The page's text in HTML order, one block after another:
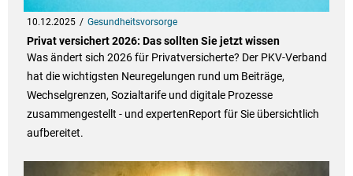
10.12.2025 Gesundheitsvorsorge
Privat versichert 2026: Das sollten Sie jetzt wissen
Was ändert sich 2026 für Privatversicherte? Der PKV-Verband
hat die wichtigsten Neuregelungen rund um Beiträge,
Wechselgrenzen, Sozialtarife und digitale Prozesse
zusammengestellt - und expertenReport für Sie übersichtlich
aufbereitet.